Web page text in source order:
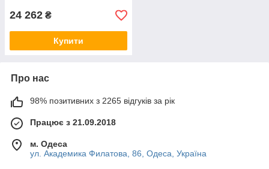
24 262 ₴
Купити
Про нас
98% позитивних з 2265 відгуків за рік
Працює з 21.09.2018
м. Одеса
ул. Академика Филатова, 86, Одеса, Україна